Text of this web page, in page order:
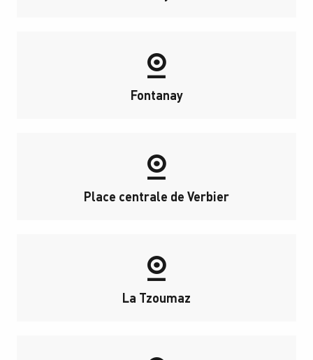
Fontanay
Place centrale de Verbier
La Tzoumaz